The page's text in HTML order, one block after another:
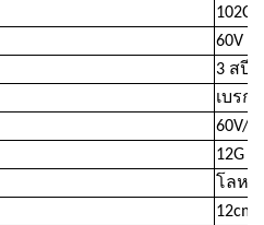
60V
3 สปี
เบรก
60V/
12G
โลห
12cm